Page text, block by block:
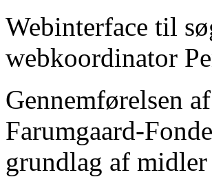
Webinterface til
webkoordinator
Gennemførelsen
Farumgaard-
grundlag af